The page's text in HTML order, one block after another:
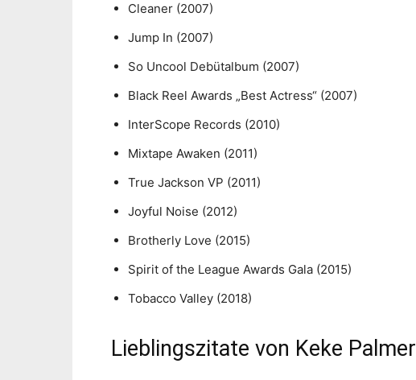
Cleaner (2007)
Jump In (2007)
So Uncool Debütalbum (2007)
Black Reel Awards „Best Actress“ (2007)
InterScope Records (2010)
Mixtape Awaken (2011)
True Jackson VP (2011)
Joyful Noise (2012)
Brotherly Love (2015)
Spirit of the League Awards Gala (2015)
Tobacco Valley (2018)
Lieblingszitate von Keke Palmer